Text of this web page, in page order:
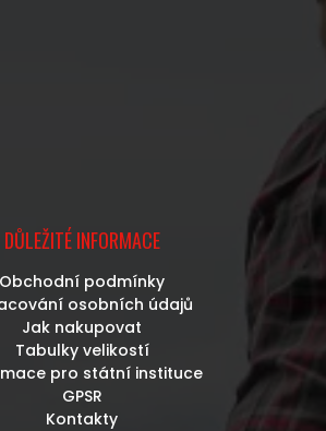
DŮLEŽITÉ INFORMACE
Obchodní podmínky
osobních údajů
Jak nakupovat
Tabulky velikostí
pro státní instituce
GPSR
Kontakty